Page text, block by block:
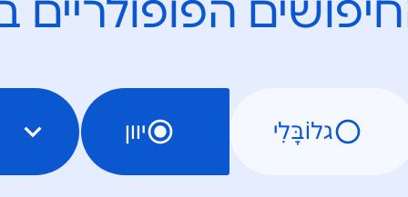
הפופולריים
גלוֹבָּלִי יוון